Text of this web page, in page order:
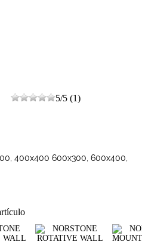
5/5 (1)
400x400 600x300, 600x400,